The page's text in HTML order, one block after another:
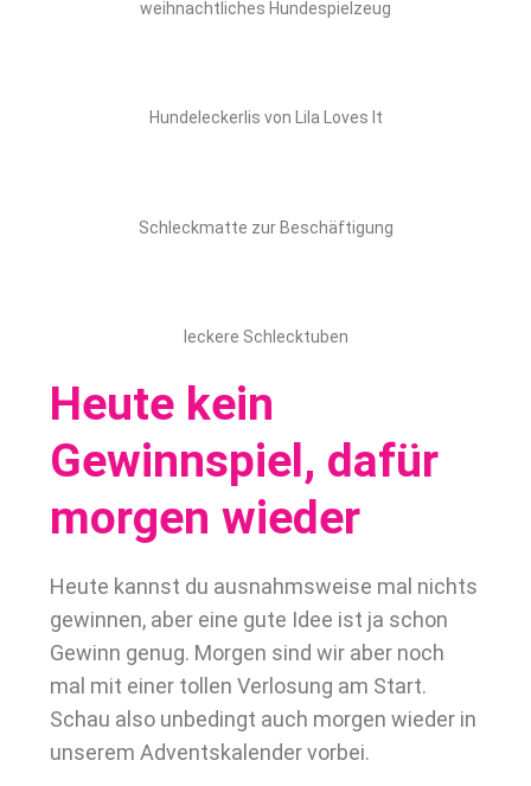
weihnachtliches Hundespielzeug
Hundeleckerlis von Lila Loves It
Schleckmatte zur Beschäftigung
leckere Schlecktuben
Heute kein
Gewinnspiel, dafür
morgen wieder
Heute kannst du ausnahmsweise mal nichts
gewinnen, aber eine gute Idee ist ja schon
Gewinn genug. Morgen sind wir aber noch
mal mit einer tollen Verlosung am Start.
Schau also unbedingt auch morgen wieder in
unserem Adventskalender vorbei.